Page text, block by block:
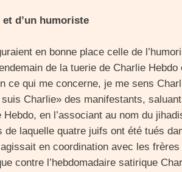
et d’un humoriste
en bonne place celle de
de la tuerie de Charlie
ce qui me concerne, je me sens
Charlie» des manifestants,
Hebdo, en l’associant au nom du
de laquelle quatre juifs ont été tués
en coordination avec les
contre l’hebdomadaire satirique